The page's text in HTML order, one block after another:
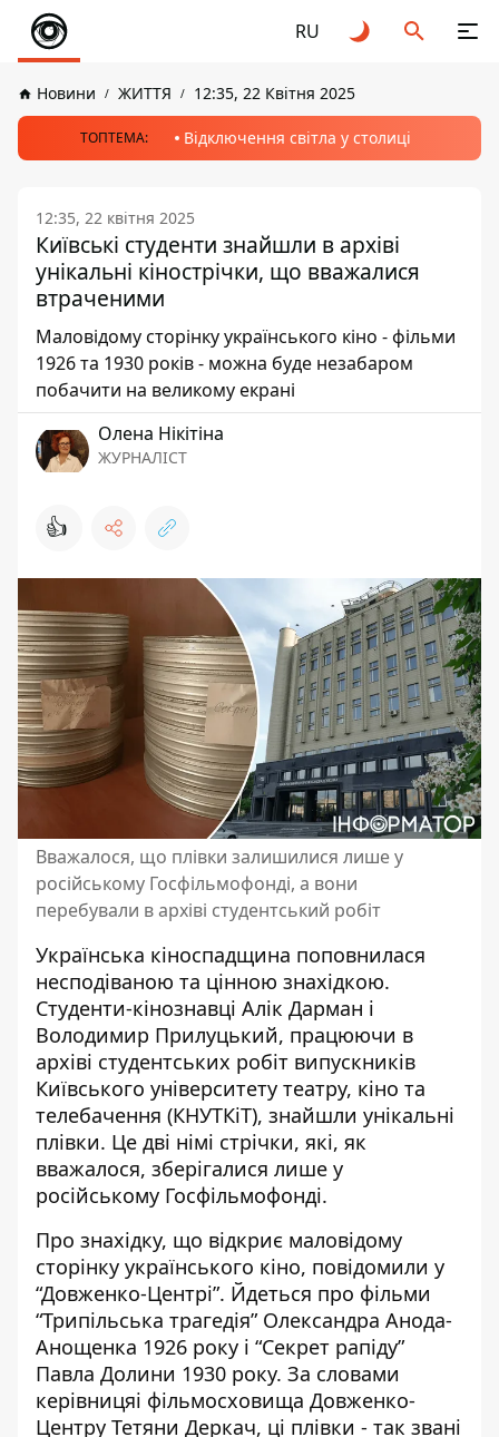
RU
Новини ЖИТТЯ 12:35, 22 Квітня 2025
ТОПТЕМА: Відключення світла у столиці
12:35, 22 квітня 2025
Київські студенти знайшли в архіві
унікальні кінострічки, що вважалися
втраченими
Маловідому сторінку українського кіно - фільми
1926 та 1930 років - можна буде незабаром
побачити на великому екрані
Олена Нікітіна
ЖУРНАЛІСТ
👍
Вважалося, що плівки залишилися лише у
російському Госфільмофонді, а вони
перебували в архіві студентський робіт
Українська кіноспадщина поповнилася
несподіваною та цінною знахідкою.
Студенти-кінознавці Алік Дарман і
Володимир Прилуцький, працюючи в
архіві студентських робіт випускників
Київського університету театру, кіно та
телебачення (КНУТКіТ), знайшли унікальні
плівки. Це дві німі стрічки, які, як
вважалося, зберігалися лише у
російському Госфільмофонді.
Про знахідку, що відкриє маловідому
сторінку українського кіно, повідомили у
“Довженко-Центрі”. Йдеться про фільми
“Трипільська трагедія” Олександра Анода-
Анощенка 1926 року і “Секрет рапіду”
Павла Долини 1930 року. За словами
керівницяі фільмосховища Довженко-
Центру Тетяни Деркач, ці плівки - так звані